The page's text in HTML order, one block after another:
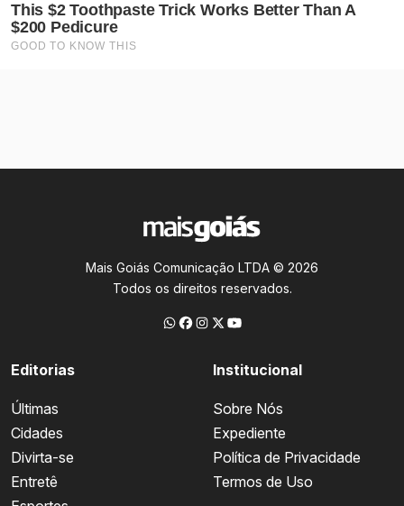
Mais Goiás Comunicação LTDA © 2026
Todos os direitos reservados.
Editorias
Últimas
Cidades
Divirta-se
Entretê
Institucional
Sobre Nós
Expediente
Política de Privacidade
Termos de Uso